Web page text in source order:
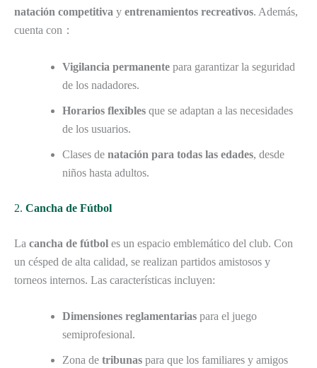
natación competitiva y entrenamientos recreativos. Además,
cuenta con：
Vigilancia permanente para garantizar la seguridad
de los nadadores.
Horarios flexibles que se adaptan a las necesidades
de los usuarios.
Clases de natación para todas las edades, desde
niños hasta adultos.
2. Cancha de Fútbol
La cancha de fútbol es un espacio emblemático del club. Con
un césped de alta calidad, se realizan partidos amistosos y
torneos internos. Las características incluyen:
Dimensiones reglamentarias para el juego
semiprofesional.
Zona de tribunas para que los familiares y amigos